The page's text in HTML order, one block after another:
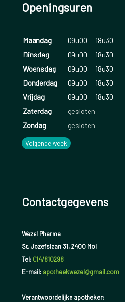
Openingsuren
Maandag 09u00
18u30
Dinsdag
09u00
18u30
Woensdag
09u00
18u30
Donderdag
09u00
18u30
Vrijdag
09u00
18u30
Zaterdag
gesloten
Zondag
gesloten
Volgende week
Contactgegevens
Wezel Pharma
St. Jozefslaan 31, 2400 Mol
Tel: 014/810298
E-mail: apotheekwezel@gmail.com
Verantwoordelijke apotheker: